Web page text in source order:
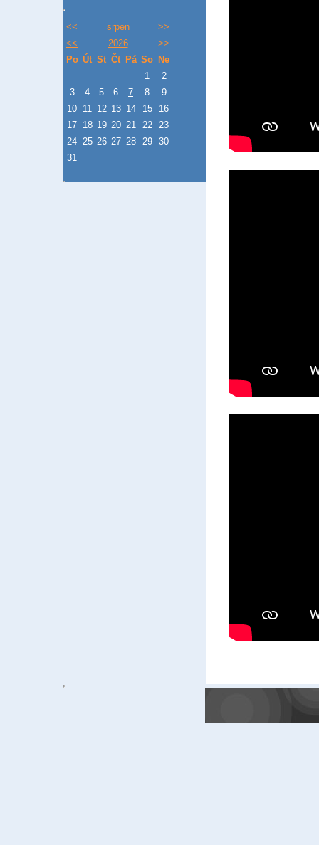
<< srpen
>>
<<
2026
>>
Po Út St Čt Pá So Ne
1
2
3
4 5 6 7 8
9
10 11 12 13 14 15
16
17 18 19 20 21 22
23
24 25 26 27 28 29
30
31